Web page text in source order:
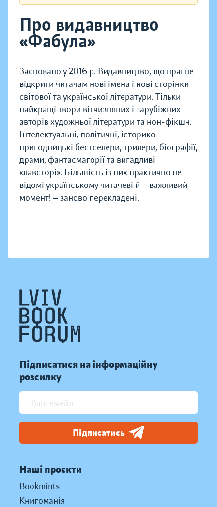
Про видавництво
«Фабула»
Засновано у 2016 р. Видавництво, що прагне
відкрити читачам нові імена і нові сторінки
світової та української літератури. Тільки
найкращі твори вітчизняних і зарубіжних
авторів художньої літератури та нон-фікшн.
Інтелектуальні, політичні, історико-
пригодницькі бестселери, трилери, біографії,
драми, фантасмагорії та вигадливі
«лавсторі». Більшість із них практично не
відомі українському читачеві й — важливий
момент! — заново перекладені.
Підписатися на інформаційну
розсилку
Підписатись
Наші проєкти
Bookmints
Книгоманія